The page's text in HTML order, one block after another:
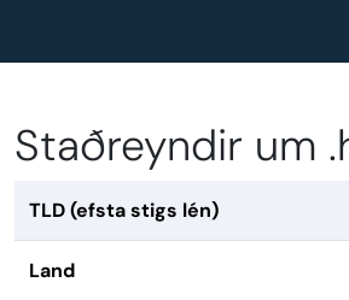
Staðreyndir um
TLD (efsta stigs lén)
Land